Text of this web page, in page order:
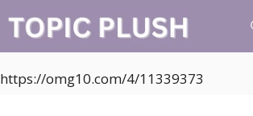
content
https://omg10.com/4/11339373